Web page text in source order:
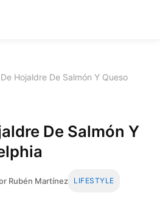
Hojaldre De Salmón Y Queso
De Salmón Y
Rubén Martínez LIFESTYLE